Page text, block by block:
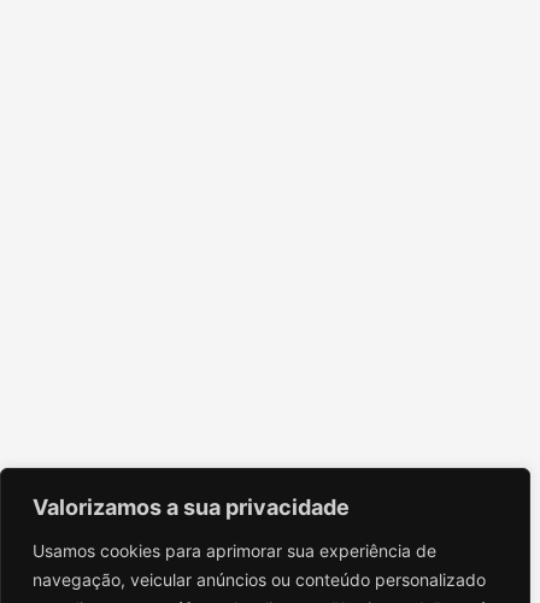
Valorizamos a sua privacidade
Usamos cookies para aprimorar sua experiência de
navegação, veicular anúncios ou conteúdo personalizado